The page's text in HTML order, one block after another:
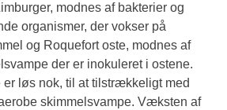
modnes af bakterier og
organismer, der vokser på
og Roquefort oste, modnes af
der er inokuleret i ostene.
er løs nok, til at tilstrækkeligt med
skimmelsvampe. Væksten af